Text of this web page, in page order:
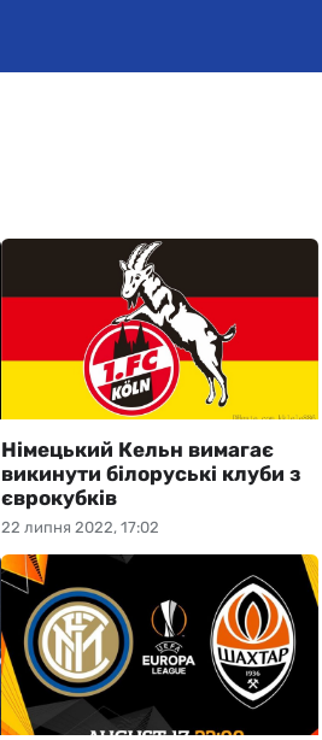
22 липня 2022, 17:02
Німецький Кельн вимагає
викинути білоруські клуби з
єврокубків